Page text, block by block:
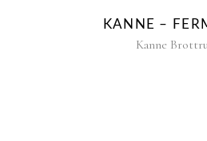
KANNE –
Kanne